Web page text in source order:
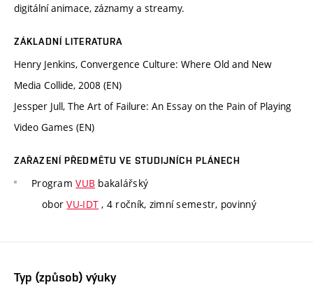
digitální animace, záznamy a streamy.
ZÁKLADNÍ LITERATURA
Henry Jenkins, Convergence Culture: Where Old and New
Media Collide, 2008 (EN)
Jessper Jull, The Art of Failure: An Essay on the Pain of Playing
Video Games (EN)
ZAŘAZENÍ PŘEDMĚTU VE STUDIJNÍCH PLÁNECH
ProgramVUB bakalářský
oborVU-IDT , 4 ročník, zimní semestr, povinný
Typ (způsob) výuky